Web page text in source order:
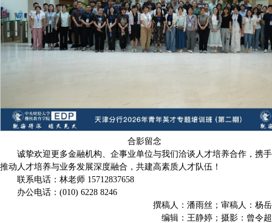
合影留念
诚挚欢迎更多金融机构、企事业单位与我们洽谈人才培养合作，携手
推动人才培养与业务发展深度融合，共建高素质人才队伍！
联系电话：林老师 15712837658
办公电话：(010) 6228 8246
撰稿人：潘雨丝；审稿人：杨岳
编辑：王静婷；摄影：曾令超